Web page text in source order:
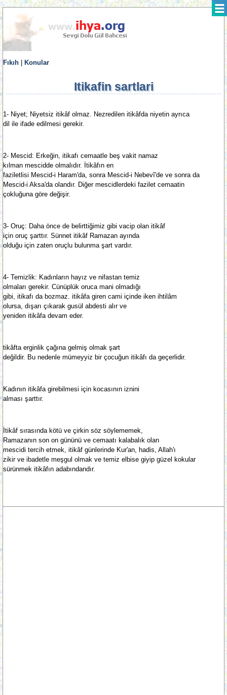
Fıkıh Konular
Itikafin sartlari
1- Niyet; Niyetsiz itikâf olmaz. Nezredilen itikâfda niyetin ayrıca
dil ile ifade edilmesi gerekir.
2- Mescid: Erkeğin, itikafı cemaatle beş vakit namaz
kılman mescidde olmalıdır. İtikâfın en
faziletlisi Mescid-i Haram'da, sonra Mescid-i Nebevî'de ve sonra da
Mescid-i Aksa'da olandır. Diğer mescidlerdeki fazilet cemaatin
çokluğuna göre değişir.
3- Oruç: Daha önce de belirttiğimiz gibi vacip olan itikâf
için oruç şarttır. Sünnet itikâf Ramazan ayında
olduğu için zaten oruçlu bulunma şart vardır.
4- Temizlik: Kadınların hayız ve nifastan temiz
olmaları gerekir. Cünüplük oruca mani olmadığı
gibi, itikafı da bozmaz. itikâfa giren cami içinde iken ihtilâm
olursa, dışarı çıkarak gusül abdesti alır ve
yeniden itikâfa devam eder.
tikâfta erginlik çağına gelmiş olmak şart
değildir. Bu nedenle mümeyyiz bir çocuğun itikâfı da geçerlidir.
Kadının itikâfa girebilmesi için kocasının iznini
alması şarttır.
İtikâf sırasında kötü ve çirkin söz söylememek,
Ramazanın son on gününü ve cemaatı kalabalık olan
mescidi tercih etmek, itikâf günlerinde Kur'an, hadis, Allah'ı
zikir ve ibadetle meşgul olmak ve temiz elbise giyip güzel kokular
sürünmek itikâfın adabındandır.